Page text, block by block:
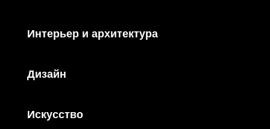
Интерьер и архитектура
Дизайн
Искусство